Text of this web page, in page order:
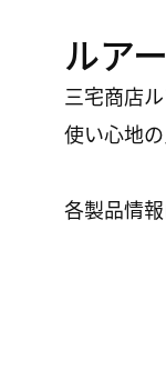
ルアー
三宅商店
使い心地
各製品情